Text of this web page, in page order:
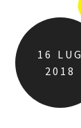
16 LUG
2018